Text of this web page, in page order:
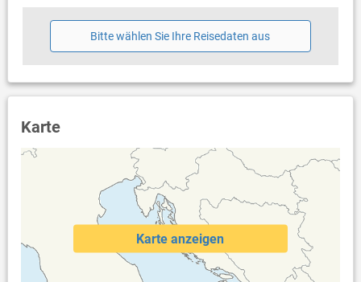
Flughafen SPU Split (38 km).
Sonnenschirm
Weitere Informationen
Grill vorhanden
Swimmingpool
Whirlpool
Dusche im Außenbereich
Haustier nicht erlaubt
Klimaanlage im Preis inklusive
für Allergiker geeignet
Bettwäsche vorhanden
Handtücher vorhanden
Fön
Waschmaschine in der Unterkunft
Bitte wählen Sie Ihre Reisedaten aus
Karte
Karte anzeigen